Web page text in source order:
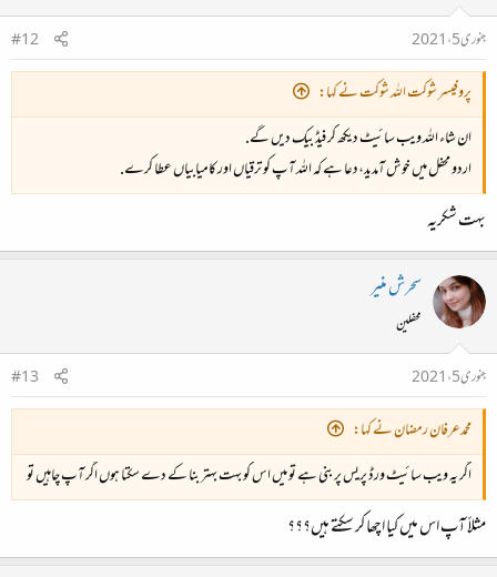
جنوری 5، 2021
#12
پروفیسر شوکت اللہ شوکت نے کہا:
ان شاء اللہ ویب سائیٹ دیکھ کر فیڈ بیک دیں گے.
اردو محفل میں خوش آمدید،دعا ہے کہ اللہ آپ کو ترقیاں اور کامیابیاں عطا کرے.
بہت شکریہ
سحرش منیر
محفلین
جنوری 5، 2021
#13
محمدعرفان رمضان نے کہا:
اگر یہ ویب سائیٹ ورڈ پریس پر بنی ہے تو میں اس کو بہت بہتر بنا کے دے سکتا ہوں اگر آپ چاہیں تو
مثلاً آپ اس میں کیا اچھا کر سکتے ہیں؟؟؟